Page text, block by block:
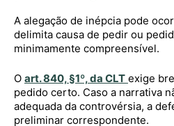
A alegação de inépcia pode
delimita causa de pedir ou
minimamente compreensível.
O art. 840, §1º, da CLT exige
pedido certo. Caso a narrativa
adequada da controvérsia, a
preliminar correspondente.